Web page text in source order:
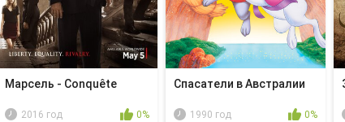
Марсель - Conquête
2016 год 0%
Спасатели в Австралии
1990 год 0%